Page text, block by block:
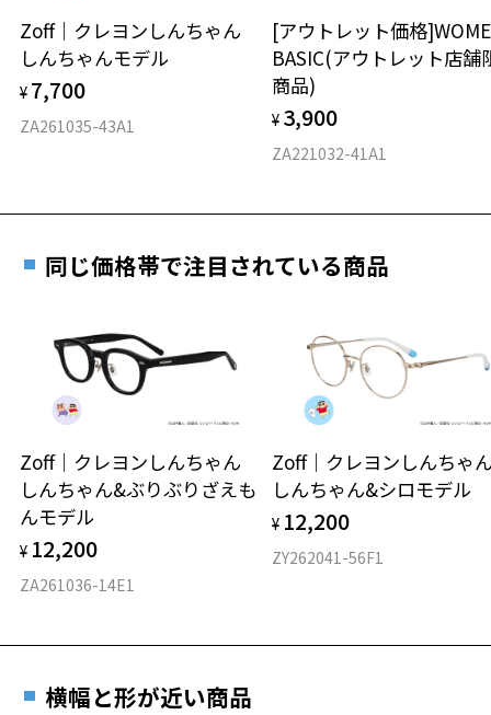
仕上がり寸法
D 仕上がりの横幅：約143mm
6.3g
※着脱式サングラス：デモレンズ、アタッチメント込みの重さ
タイプ
材質
フロント素材：スーパーエンジニアリング・プラスチック
安心2 視力測定無料
視力の変化を早めに発見するために、定期的な視
力測定をおすすめいたします。
安心3 かかり具合調整無料
す。
オンラインストアでフレームのみ購入して、
実店舗で度付きにできます
ご購入時に「レンズ交換券」をお選びいただくと、実店舗で
度数を測定のうえ、度付きレンズ（標準セットレンズ）へ無
お近くのZoff実店舗にて度数を測定いただけます（無料）。
その際は記入用紙をダウンロードしてお使いください。
Zoff｜クレヨンしんちゃん
しんちゃんモデル
¥ 7,700
ZA261035-43A1
[アウトレット価格
BASIC(アウトレット店舗
商品)
¥ 3,900
ZA221032-41A1
同じ価格帯で注目されている商品
Zoff｜クレヨンしんちゃん
しんちゃん&ぶりぶりざえも
んモデル
¥ 12,200
ZA261036-14E1
Zoff｜クレヨンしんち
しんちゃん&シロモデル
¥ 12,200
ZY262041-56F1
横幅と形が近い商品